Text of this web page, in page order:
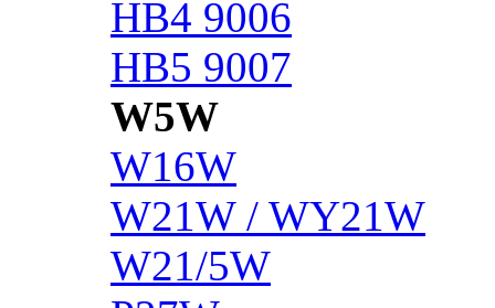
HB4 9006
HB5 9007
W5W
W16W
W21W / WY21W
W21/5W